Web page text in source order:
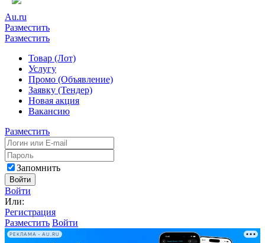
Au.ru
Разместить
Разместить
Товар (Лот)
Услугу
Промо (Объявление)
Заявку (Тендер)
Новая акция
Вакансию
Разместить
Запомнить
Войти
Войти
Или:
Регистрация
Разместить Войти
РЕКЛАМА • AU.RU